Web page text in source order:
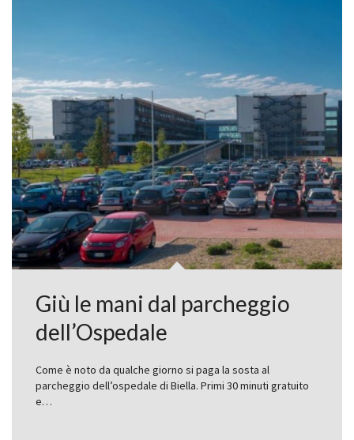
Giù le mani dal parcheggio
dell’Ospedale
Come è noto da qualche giorno si paga la sosta al
parcheggio dell’ospedale di Biella. Primi 30 minuti gratuito
e…